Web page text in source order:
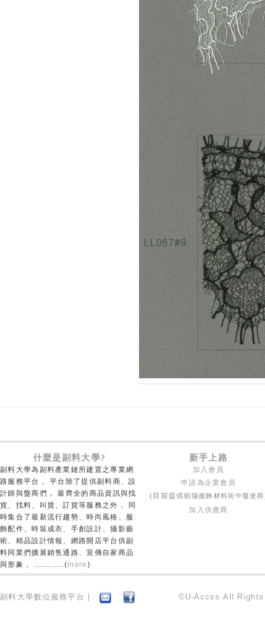
什麼是副料大學? 新手上路
副料大學為副料產業鏈所建置之專業網
路服務平台， 平台除了提供副料商、設
計師與盤商們， 最齊全的商品資訊與找
貨、找料、叫貨、訂貨等服務之外， 同
時集合了最新流行趨勢、時尚風格、服
飾配件、時裝成衣、手創設計、攝影藝
術、精品設計情報、網路開店平台供副
料同業們擴展銷售通路、宣傳自家商品
與形象， ............(more )
加入會員
申請為企業會員
(目前提供朝陽服飾材料街中盤使用
加入供應商
副料大學數位服務平台 | ©U-Accss.All Rights